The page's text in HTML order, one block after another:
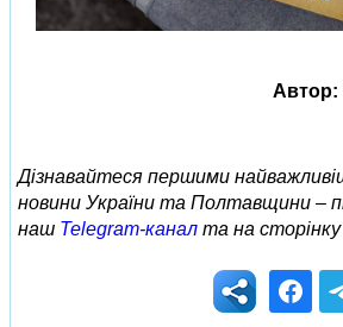
Автор:
Дізнавайтеся першими
новини України та Полтавщини –
наш Telegram-канал та на